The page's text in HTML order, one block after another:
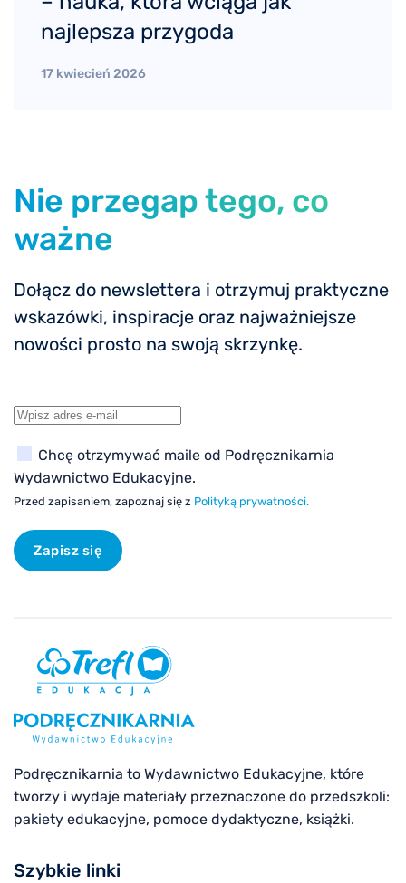
najlepsza przygoda
17 kwiecień 2026
Nie przegap tego, co
ważne
Dołącz do newslettera i otrzymuj praktyczne
wskazówki, inspiracje oraz najważniejsze
nowości prosto na swoją skrzynkę.
Chcę otrzymywać maile od Podręcznikarnia
Wydawnictwo Edukacyjne.
Przed zapisaniem, zapoznaj się z Polityką prywatności.
Zapisz się
Podręcznikarnia to Wydawnictwo Edukacyjne, które
tworzy i wydaje materiały przeznaczone do przedszkoli:
pakiety edukacyjne, pomoce dydaktyczne, książki.
Szybkie linki